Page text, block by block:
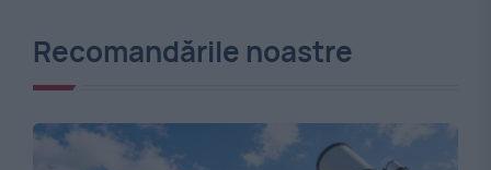
Recomandările noastre